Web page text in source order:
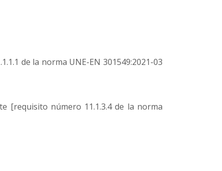
de la norma UNE-EN 301549:2021-03
[requisito número 11.1.3.4 de la norma